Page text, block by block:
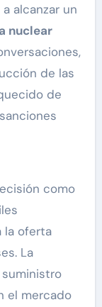
alcanzar un
nuclear
de las
de
como
la oferta
La
el mercado